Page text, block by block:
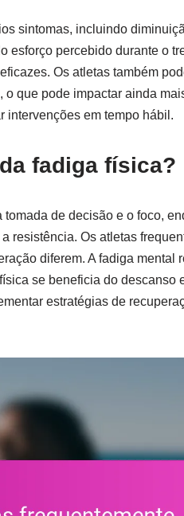
sintomas, incluindo
esforço percebido durante o
Os atletas também
que pode impactar ainda
intervenções em tempo hábil.
fadiga física?
de decisão e o foco,
resistência. Os atletas
diferem. A fadiga mental
se beneficia do descanso
estratégias de